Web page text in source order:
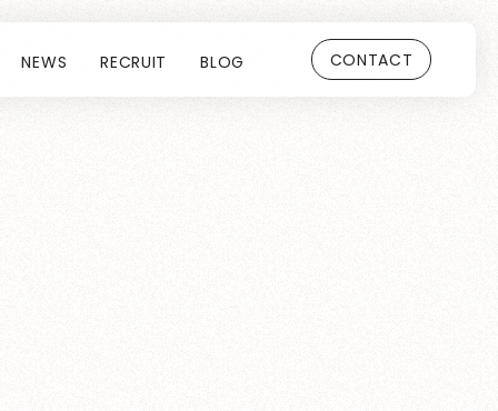
NEWS RECRUIT BLOG CONTACT